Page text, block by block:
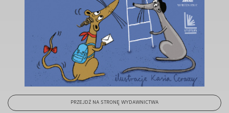
PRZEJDŹ NA STRONĘ WYDAWNICTWA